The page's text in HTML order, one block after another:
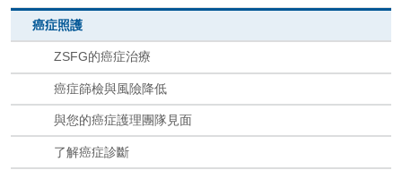
癌症照護
ZSFG的癌症治療
癌症篩檢與風險降低
與您的癌症護理團隊見面
了解癌症診斷